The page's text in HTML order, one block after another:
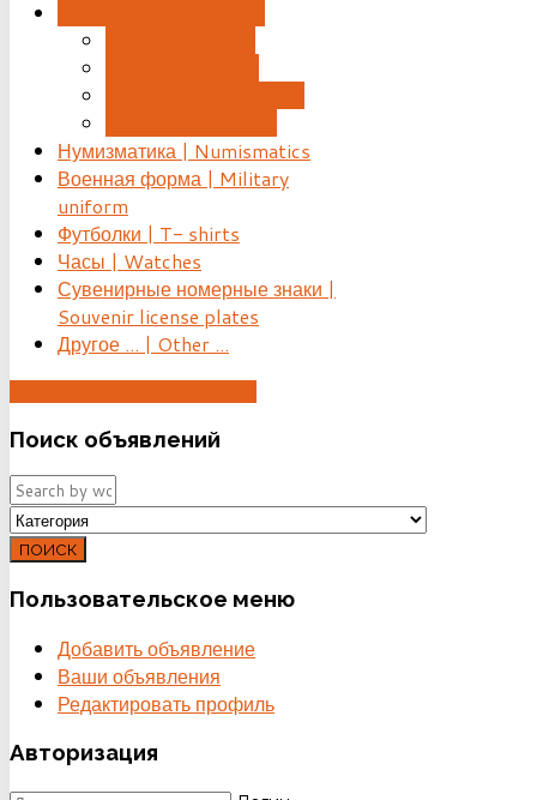
Нумизматика | Numismatics
Военная форма | Military
uniform
Футболки | T- shirts
Часы | Watches
Сувенирные номерные знаки |
Souvenir license plates
Другое ... | Other ...
Поиск объявлений
ПОИСК
Пользовательское меню
Добавить объявление
Ваши объявления
Редактировать профиль
Авторизация